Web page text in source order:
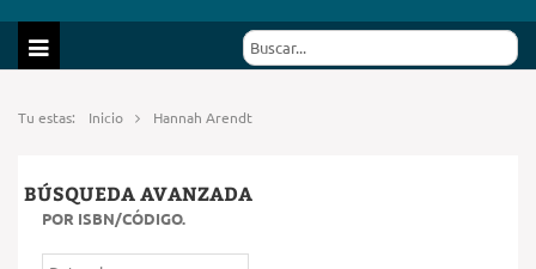
Tu estas: Inicio Hannah Arendt
BÚSQUEDA AVANZADA
POR ISBN/CÓDIGO.